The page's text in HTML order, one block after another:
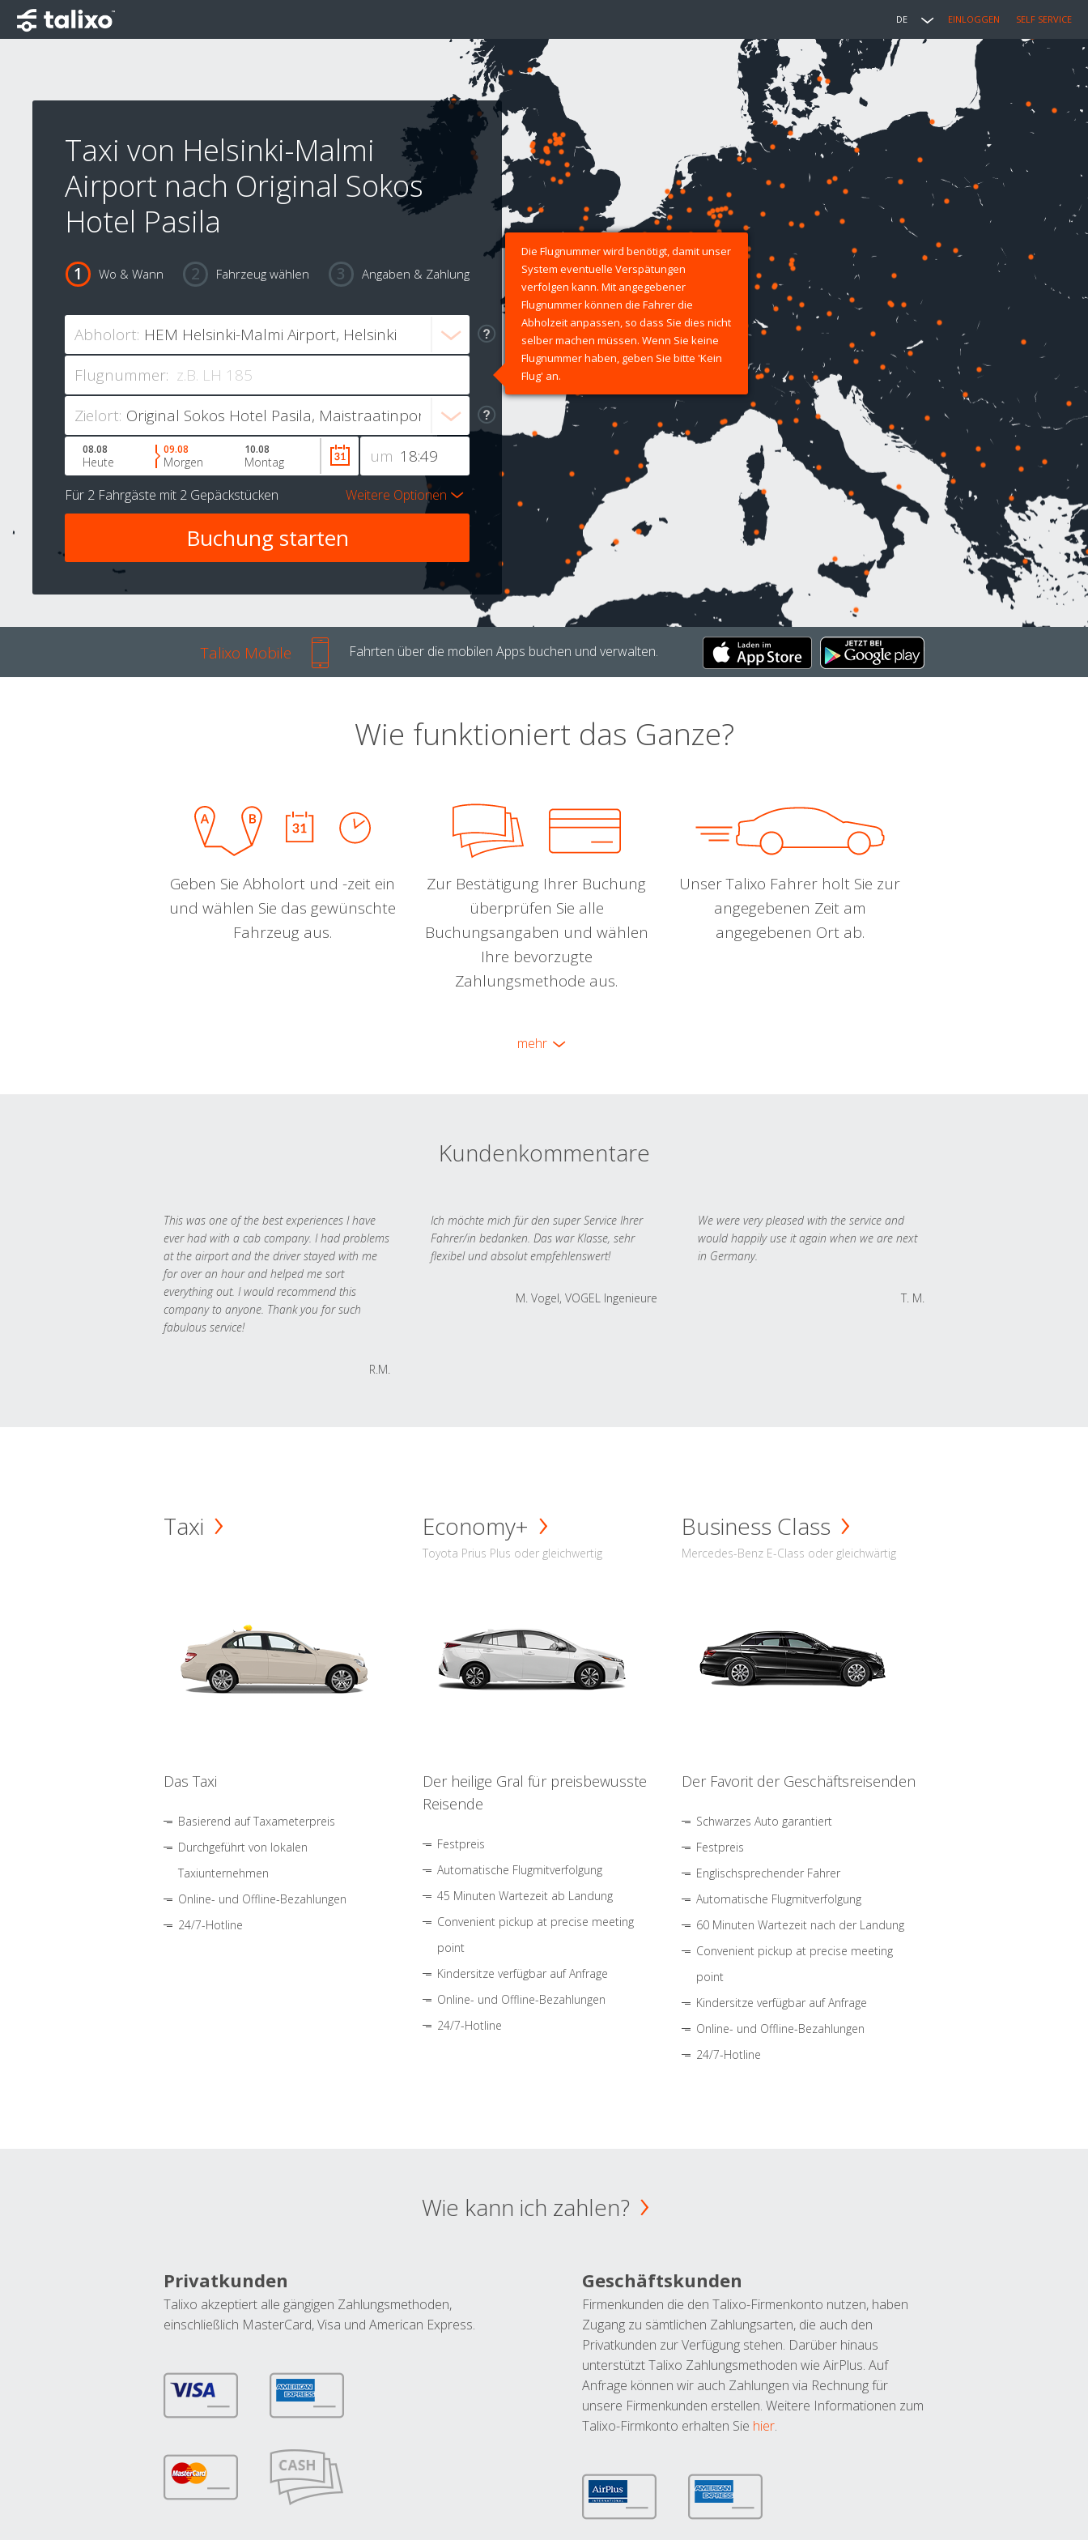
DE EINLOGGEN SELF SERVICE
Taxi von Helsinki-Malmi
Airport nach Original Sokos
Hotel Pasila
Wo & Wann Fahrzeug wählen Angaben & Zahlung
Abholort:
Flugnummer:
Die Flugnummer wird benötigt, damit unser
System eventuelle Verspätungen
verfolgen kann. Mit angegebener
Flugnummer können die Fahrer die
Abholzeit anpassen, so dass Sie dies nicht
selber machen müssen. Wenn Sie keine
Flugnummer haben, geben Sie bitte 'Kein
Flug' an.
Zielort:
um
08.08
Heute
09.08
Morgen
10.08
Montag
Für 2 Fahrgäste mit 2 Gepäckstücken Weitere Optionen
Talixo Mobile Fahrten über die mobilen Apps buchen und verwalten.
Wie funktioniert das Ganze?
Geben Sie Abholort und -zeit ein
und wählen Sie das gewünschte
Fahrzeug aus.
Zur Bestätigung Ihrer Buchung
überprüfen Sie alle
Buchungsangaben und wählen
Ihre bevorzugte
Zahlungsmethode aus.
Unser Talixo Fahrer holt Sie zur
angegebenen Zeit am
angegebenen Ort ab.
mehr
Kundenkommentare
This was one of the best experiences I have
ever had with a cab company. I had problems
at the airport and the driver stayed with me
for over an hour and helped me sort
everything out. I would recommend this
company to anyone. Thank you for such
fabulous service!
R.M.
Ich möchte mich für den super Service Ihrer
Fahrer/in bedanken. Das war Klasse, sehr
flexibel und absolut empfehlenswert!
M. Vogel, VOGEL Ingenieure
We were very pleased with the service and
would happily use it again when we are next
in Germany.
T. M.
Taxi
Das Taxi
Basierend auf Taxameterpreis
Durchgeführt von lokalen
Taxiunternehmen
Online- und Offline-Bezahlungen
24/7-Hotline
Economy+
Toyota Prius Plus oder gleichwertig
Der heilige Gral für preisbewusste
Reisende
Festpreis
Automatische Flugmitverfolgung
45 Minuten Wartezeit ab Landung
Convenient pickup at precise meeting
point
Kindersitze verfügbar auf Anfrage
Online- und Offline-Bezahlungen
24/7-Hotline
Business Class
Mercedes-Benz E-Class oder gleichwärtig
Der Favorit der Geschäftsreisenden
Schwarzes Auto garantiert
Festpreis
Englischsprechender Fahrer
Automatische Flugmitverfolgung
60 Minuten Wartezeit nach der Landung
Convenient pickup at precise meeting
point
Kindersitze verfügbar auf Anfrage
Online- und Offline-Bezahlungen
24/7-Hotline
Wie kann ich zahlen?
Privatkunden
Talixo akzeptiert alle gängigen Zahlungsmethoden,
einschließlich MasterCard, Visa und American Express.
Geschäftskunden
Firmenkunden die den Talixo-Firmenkonto nutzen, haben
Zugang zu sämtlichen Zahlungsarten, die auch den
Privatkunden zur Verfügung stehen. Darüber hinaus
unterstützt Talixo Zahlungsmethoden wie AirPlus. Auf
Anfrage können wir auch Zahlungen via Rechnung für
unsere Firmenkunden erstellen. Weitere Informationen zum
Talixo-Firmkonto erhalten Sie hier.